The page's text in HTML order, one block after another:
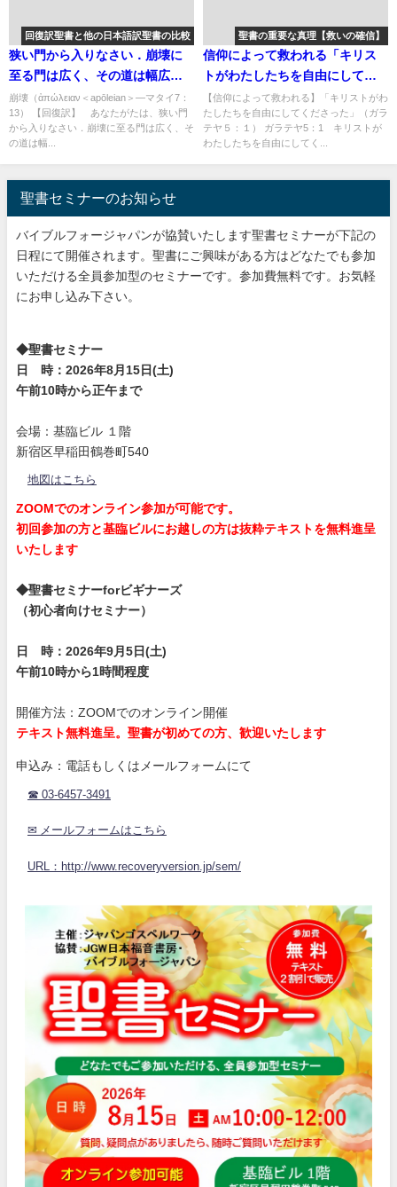
回復訳聖書と他の日本語訳聖書の比較
狭い門から入りなさい．崩壊に
至る門は広く、その道は幅広
い：回復訳聖書と他の日本語訳
との比較(50)
崩壊（ἀπώλειαν＜apōleian＞―マタイ7：
13） 【回復訳】 あなたがたは、狭い門
から入りなさい．崩壊に至る門は広く、そ
の道は幅...
聖書の重要な真理【救いの確信】
信仰によって救われる「キリス
トがわたしたちを自由にしてく
ださった」「神…は…わたした
ちを再生し」「あなたがたが再
生された」：聖書の重要な真理
【信仰によって救われる】「キリストがわ
たしたちを自由にしてくださった」（ガラ
テヤ５：１） ガラテヤ5：1 キリストが
わたしたちを自由にしてく...
聖書セミナーのお知らせ
バイブルフォージャパンが協賛いたします聖書セミナーが下記の
日程にて開催されます。聖書にご興味がある方はどなたでも参加
いただける全員参加型のセミナーです。参加費無料です。お気軽
にお申し込み下さい。
◆聖書セミナー
日 時：2026年8月15日(土)
午前10時から正午まで
会場：基臨ビル １階
新宿区早稲田鶴巻町540
地図はこちら
ZOOMでのオンライン参加が可能です。
初回参加の方と基臨ビルにお越しの方は抜粋テキストを無料進呈
いたします
◆聖書セミナーforビギナーズ
（初心者向けセミナー）
日 時：2026年9月5日(土)
午前10時から1時間程度
開催方法：ZOOMでのオンライン開催
テキスト無料進呈。聖書が初めての方、歓迎いたします
申込み：電話もしくはメールフォームにて
☎ 03-6457-3491
✉ メールフォームはこちら
URL：http://www.recoveryversion.jp/sem/